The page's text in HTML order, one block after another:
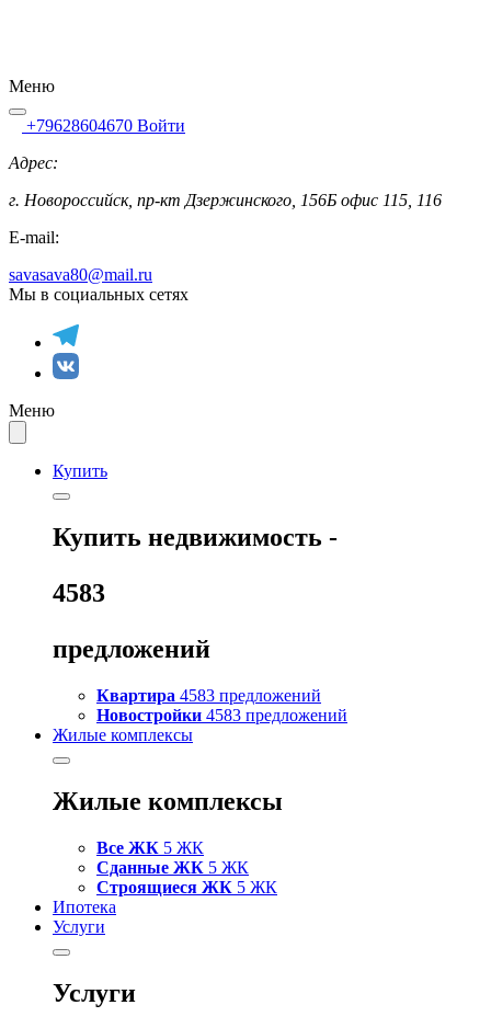
Меню
+79628604670 Войти
Адрес:
г. Новороссийск, пр-кт Дзержинского, 156Б офис 115, 116
E-mail:
savasava80@mail.ru
Мы в социальных сетях
Меню
Купить
Купить недвижимость -
4583
предложений
Квартира 4583 предложений
Новостройки 4583 предложений
Жилые комплексы
Жилые комплексы
Все ЖК 5 ЖК
Сданные ЖК 5 ЖК
Строящиеся ЖК 5 ЖК
Ипотека
Услуги
Услуги